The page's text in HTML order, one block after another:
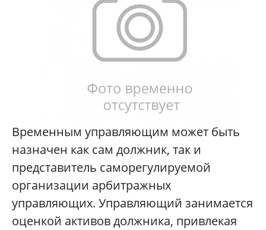
Временным управляющим может быть
назначен как сам должник, так и
представитель саморегулируемой
организации арбитражных
управляющих. Управляющий занимается
оценкой активов должника, привлекая